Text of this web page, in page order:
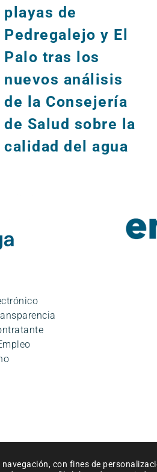
playas de
Pedregalejo y El
Palo tras los
nuevos análisis
de la Consejería
de Salud sobre la
calidad del agua
con fines de